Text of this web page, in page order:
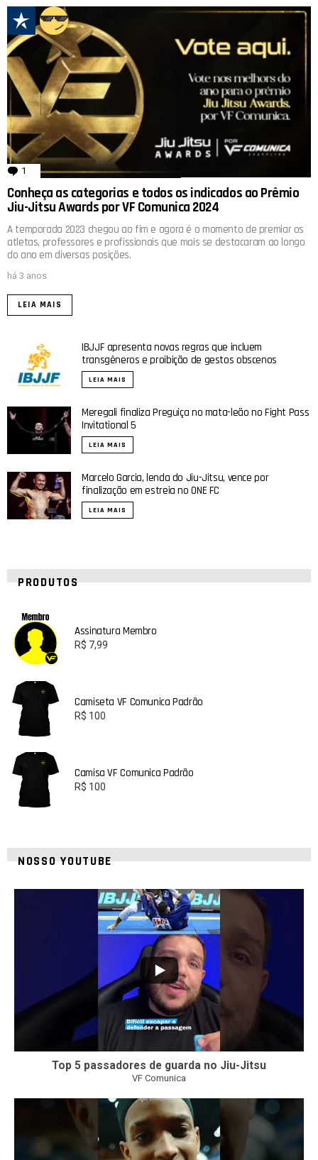
1 comentário
Conheça as categorias e todos os indicados ao Prêmio
Jiu-Jitsu Awards por VF Comunica 2024
A temporada 2023 chegou ao fim e agora é o momento de premiar os
atletas, professores e profissionais que mais se destacaram ao longo
do ano em diversas posições.
há 3 anos
LEIA MAIS
IBJJF apresenta novas regras que incluem
transgêneros e proibição de gestos obscenos
LEIA MAIS
Meregali finaliza Preguiça no mata-leão no Fight Pass
Invitational 5
LEIA MAIS
Marcelo Garcia, lenda do Jiu-Jitsu, vence por
finalização em estreia no ONE FC
LEIA MAIS
PRODUTOS
Assinatura Membro
R$ 7,99
Camiseta VF Comunica Padrão
R$ 100
Camisa VF Comunica Padrão
R$ 100
NOSSO YOUTUBE
Top 5 passadores de guarda no Jiu-Jitsu
VF Comunica